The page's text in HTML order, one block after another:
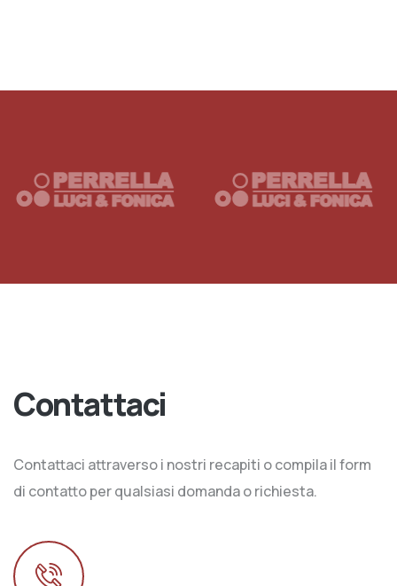
Contattaci
Contattaci attraverso i nostri recapiti o compila il form
di contatto per qualsiasi domanda o richiesta.